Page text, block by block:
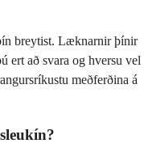
breytist. Læknarnir þínir
ert að svara og hversu vel
meðferðina á